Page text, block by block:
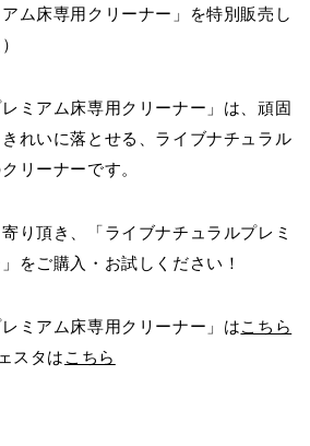
INFO
ム床専用クリーナー」を特別販売し
レミアム床専用クリーナー」は、頑固
れいに落とせる、ライブナチュラル
リーナーです。
り頂き、「ライブナチュラルプレミ
をご購入・お試しください！
レミアム床専用クリーナー」はこちら
スタは こちら